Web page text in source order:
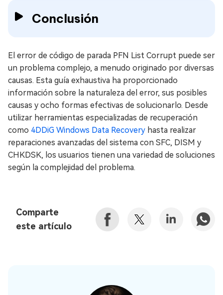
Conclusión
El error de código de parada PFN List Corrupt puede ser
un problema complejo, a menudo originado por diversas
causas. Esta guía exhaustiva ha proporcionado
información sobre la naturaleza del error, sus posibles
causas y ocho formas efectivas de solucionarlo. Desde
utilizar herramientas especializadas de recuperación
como 4DDiG Windows Data Recovery hasta realizar
reparaciones avanzadas del sistema con SFC, DISM y
CHKDSK, los usuarios tienen una variedad de soluciones
según la complejidad del problema.
Comparte
este artículo